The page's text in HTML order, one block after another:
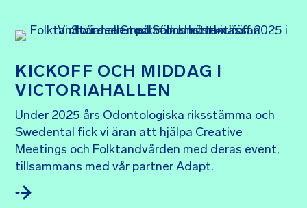
KICKOFF OCH MIDDAG I
VICTORIAHALLEN
Under 2025 års Odontologiska riksstämma och
Swedental fick vi äran att hjälpa Creative
Meetings och Folktandvården med deras event,
tillsammans med vår partner Adapt.